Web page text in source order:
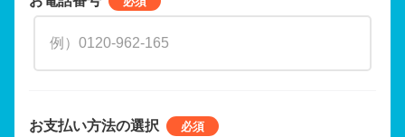
お支払い方法の選択